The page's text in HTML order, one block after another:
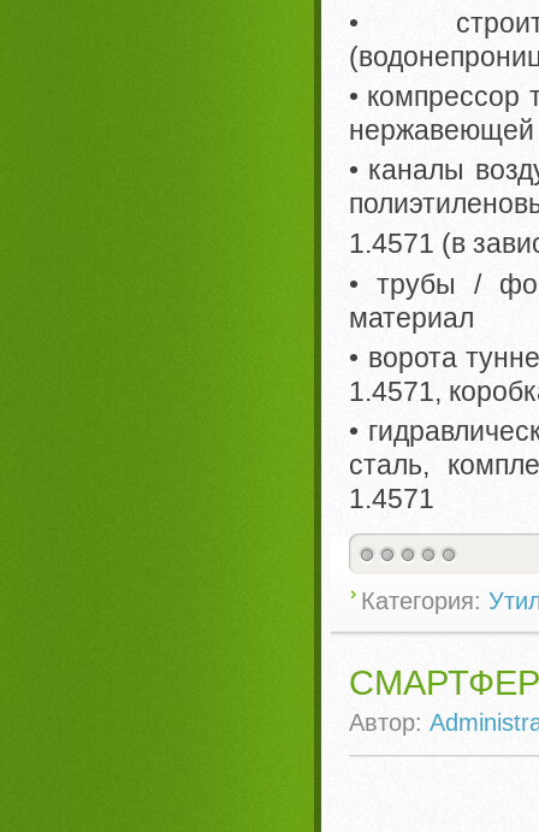
•
• компрессор
нержавеющей
• каналы
1.4571 (в
• трубы /
материал
• ворота
1.4571,
•
сталь,
1.4571
Категория:
Автор: